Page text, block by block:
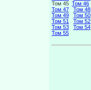
Том 45 Том 46
Том 47
Том 48
Том 49
Том 50
Том 51
Том 52
Том 53
Том 54
Том 55